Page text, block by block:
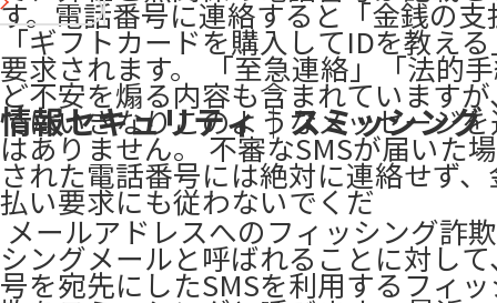
す。電話番号に連絡すると「金銭の
「ギフトカードを購入してIDを教え
要求されます。 「至急連絡」「法的
ど不安を煽る内容も含まれていますが
ではいきなりこのようなメッセージ
はありません。 不審なSMSが届いた
された電話番号には絶対に連絡せず
払い要求にも従わないでくだ
情報セキュリティ｜スミッシング
メールアドレスへのフィッシング詐
シングメールと呼ばれることに対し
号を宛先にしたSMSを利用するフィ